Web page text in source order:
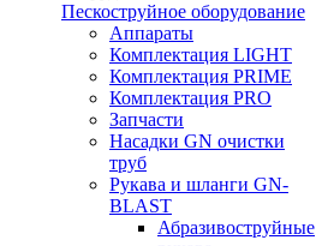
Пескоструйное оборудование
Аппараты
Комплектация LIGHT
Комплектация PRIME
Комплектация PRO
Запчасти
Насадки GN очистки
труб
Рукава и шланги GN-
BLAST
Абразивоструйные